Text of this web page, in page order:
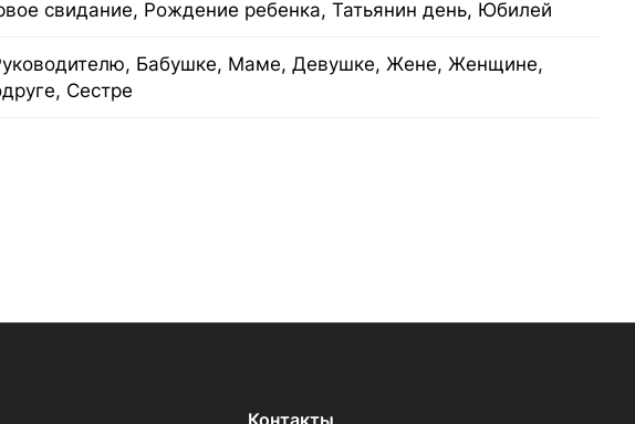
свидание, Рождение ребенка, Татьянин день, Юбилей
Бабушке, Маме, Девушке, Жене, Женщине,
Сестре
Контакты